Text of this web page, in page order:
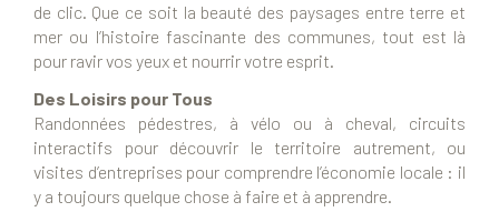
de clic. Que ce soit la beauté des paysages entre terre et
mer ou l’histoire fascinante des communes, tout est là
pour ravir vos yeux et nourrir votre esprit.
Des Loisirs pour Tous
Randonnées pédestres, à vélo ou à cheval, circuits
interactifs pour découvrir le territoire autrement, ou
visites d’entreprises pour comprendre l’économie locale : il
y a toujours quelque chose à faire et à apprendre.